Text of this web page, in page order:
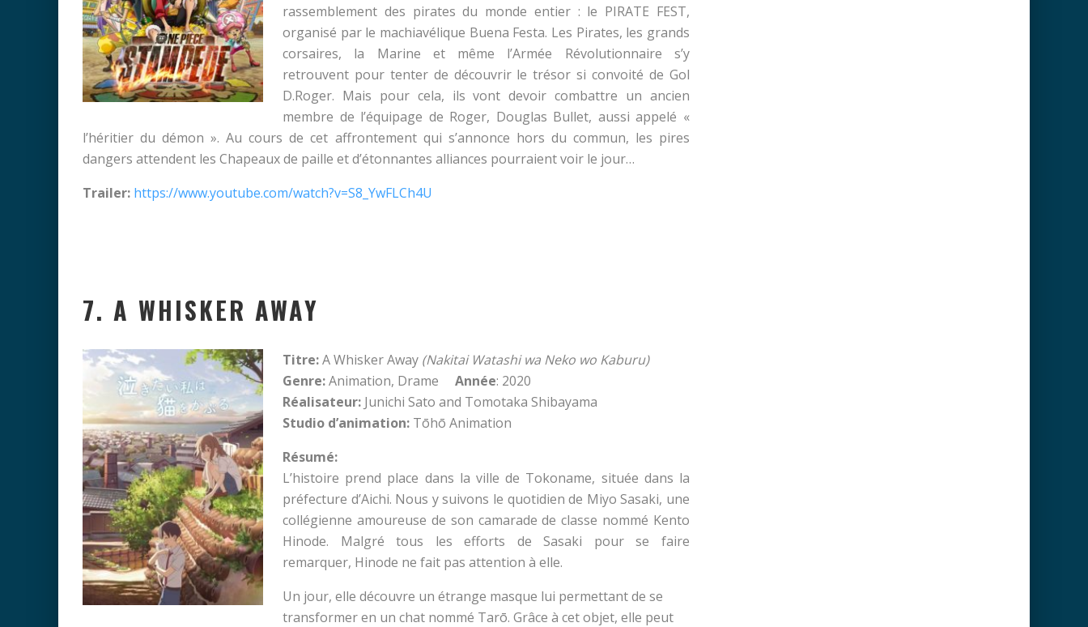
rassemblement des pirates du monde entier : le PIRATE FEST,
organisé par le machiavélique Buena Festa. Les Pirates, les grands
corsaires, la Marine et même l’Armée Révolutionnaire s’y
retrouvent pour tenter de découvrir le trésor si convoité de Gol
D.Roger. Mais pour cela, ils vont devoir combattre un ancien
membre de l’équipage de Roger, Douglas Bullet, aussi appelé «
l’héritier du démon ». Au cours de cet affrontement qui s’annonce hors du commun, les pires
dangers attendent les Chapeaux de paille et d’étonnantes alliances pourraient voir le jour…
Trailer: https://www.youtube.com/watch?v=S8_YwFLCh4U
7. A WHISKER AWAY
Titre:A Whisker Away (Nakitai Watashi wa Neko wo Kaburu)
Genre:Animation, Drame Année: 2020
Réalisateur: Junichi Sato and Tomotaka Shibayama
Studio d’animation: Tōhō Animation
Résumé:
L’histoire prend place dans la ville de Tokoname, située dans la
préfecture d’Aichi. Nous y suivons le quotidien de Miyo Sasaki, une
collégienne amoureuse de son camarade de classe nommé Kento
Hinode. Malgré tous les efforts de Sasaki pour se faire
remarquer, Hinode ne fait pas attention à elle.
Un jour, elle découvre un étrange masque lui permettant de se
transformer en un chat nommé Tarō. Grâce à cet objet, elle peut